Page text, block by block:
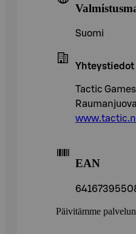
Suomi
Yhteystiedot
Tactic
EAN
Päivitämme